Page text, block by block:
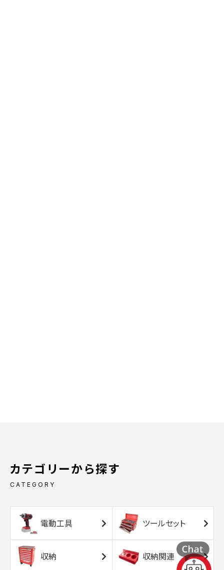
カテゴリーから探す
CATEGORY
電動工具 ツールセット
収納 収納関連